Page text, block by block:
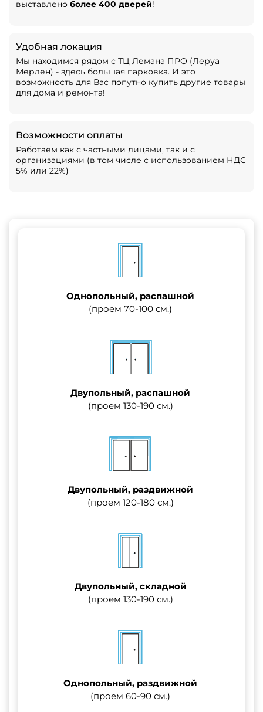
выставлено более 400 дверей!
Удобная локация
Мы находимся рядом с ТЦ Лемана ПРО (Леруа
Мерлен) - здесь большая парковка. И это
возможность для Вас попутно купить другие товары
для дома и ремонта!
Возможности оплаты
Работаем как с частными лицами, так и с
организациями (в том числе с использованием НДС
5% или 22%)
Однопольный, распашной
(проем 70-100 см.)
Двупольный, распашной
(проем 130-190 см.)
Двупольный, раздвижной
(проем 120-180 см.)
Двупольный, складной
(проем 130-190 см.)
Однопольный, раздвижной
(проем 60-90 см.)